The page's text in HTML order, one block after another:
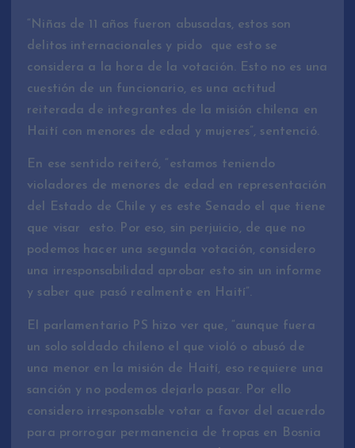
“Niñas de 11 años fueron abusadas, estos son
delitos internacionales y pido que esto se
considera a la hora de la votación. Esto no es una
cuestión de un funcionario, es una actitud
reiterada de integrantes de la misión chilena en
Haití con menores de edad y mujeres”, sentenció.
En ese sentido reiteró, “estamos teniendo
violadores de menores de edad en representación
del Estado de Chile y es este Senado el que tiene
que visar esto. Por eso, sin perjuicio, de que no
podemos hacer una segunda votación, considero
una irresponsabilidad aprobar esto sin un informe
y saber que pasó realmente en Haití”.
El parlamentario PS hizo ver que, “aunque fuera
un solo soldado chileno el que violó o abusó de
una menor en la misión de Haití, eso requiere una
sanción y no podemos dejarlo pasar. Por ello
considero irresponsable votar a favor del acuerdo
para prorrogar permanencia de tropas en Bosnia